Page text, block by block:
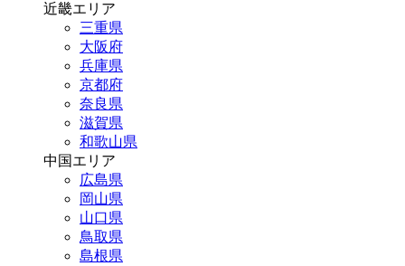
近畿エリア
三重県
大阪府
兵庫県
京都府
奈良県
滋賀県
和歌山県
中国エリア
広島県
岡山県
山口県
鳥取県
島根県